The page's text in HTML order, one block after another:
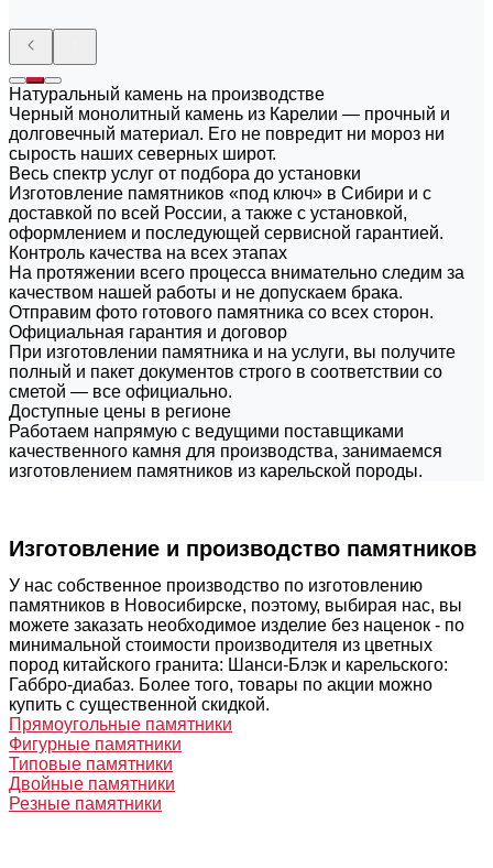
Натуральный камень на производстве
Черный монолитный камень из Карелии — прочный и
долговечный материал. Его не повредит ни мороз ни
сырость наших северных широт.
Весь спектр услуг от подбора до установки
Изготовление памятников «под ключ» в Сибири и с
доставкой по всей России, а также с установкой,
оформлением и последующей сервисной гарантией.
Контроль качества на всех этапах
На протяжении всего процесса внимательно следим за
качеством нашей работы и не допускаем брака.
Отправим фото готового памятника со всех сторон.
Официальная гарантия и договор
При изготовлении памятника и на услуги, вы получите
полный и пакет документов строго в соответствии со
сметой — все официально.
Доступные цены в регионе
Работаем напрямую с ведущими поставщиками
качественного камня для производства, занимаемся
изготовлением памятников из карельской породы.
Изготовление и производство памятников
У нас собственное производство по изготовлению
памятников в Новосибирске, поэтому, выбирая нас, вы
можете заказать необходимое изделие без наценок - по
минимальной стоимости производителя из цветных
пород китайского гранита: Шанси-Блэк и карельского:
Габбро-диабаз. Более того, товары по акции можно
купить с существенной скидкой.
Прямоугольные памятники
Фигурные памятники
Типовые памятники
Двойные памятники
Резные памятники